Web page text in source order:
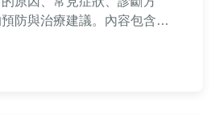
防與治療建議。內容包含軍
到服役期間全面防範結石發